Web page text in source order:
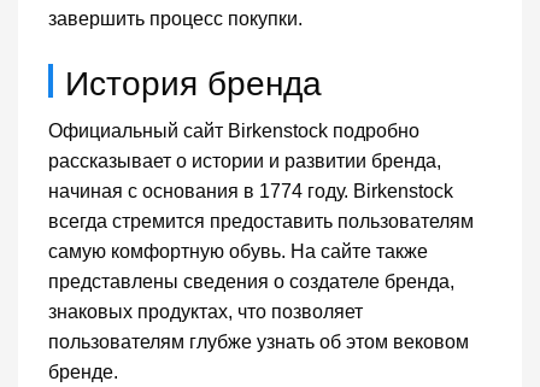
завершить процесс покупки.
История бренда
Официальный сайт Birkenstock подробно
рассказывает о истории и развитии бренда,
начиная с основания в 1774 году. Birkenstock
всегда стремится предоставить пользователям
самую комфортную обувь. На сайте также
представлены сведения о создателе бренда,
знаковых продуктах, что позволяет
пользователям глубже узнать об этом вековом
бренде.